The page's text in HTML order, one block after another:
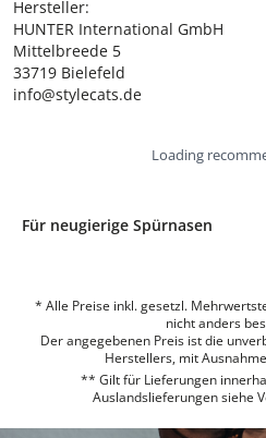
Hersteller:
HUNTER International GmbH
Mittelbreede 5
33719 Bielefeld
info@stylecats.de
Loading
Für neugierige Spürnasen
* Alle Preise inkl. gesetzl.
nicht anders
Der angegebenen Preis ist die
Herstellers, mit
** Gilt für Lieferungen
Auslandslieferungen siehe